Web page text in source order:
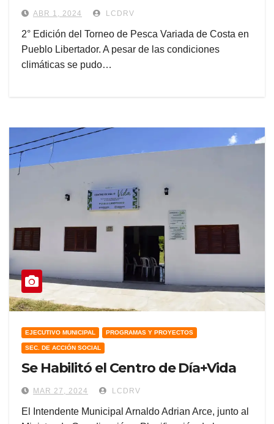
ABR 1, 2024 LCDRV
2° Edición del Torneo de Pesca Variada de Costa en
Pueblo Libertador. A pesar de las condiciones
climáticas se pudo…
EJECUTIVO MUNICIPAL PROGRAMAS Y PROYECTOS
SEC. DE ACCIÓN SOCIAL
Se Habilitó el Centro de Día+Vida
MAR 27, 2024 LCDRV
El Intendente Municipal Arnaldo Adrian Arce, junto al